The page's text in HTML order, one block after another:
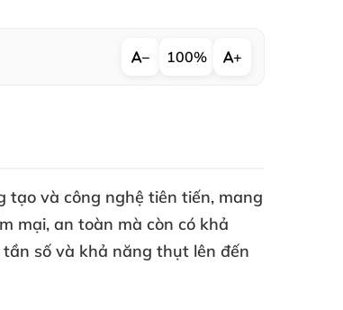
− 100% +
tạo và công nghệ tiên tiến, mang
mại, an toàn mà còn có khả
số và khả năng thụt lên đến